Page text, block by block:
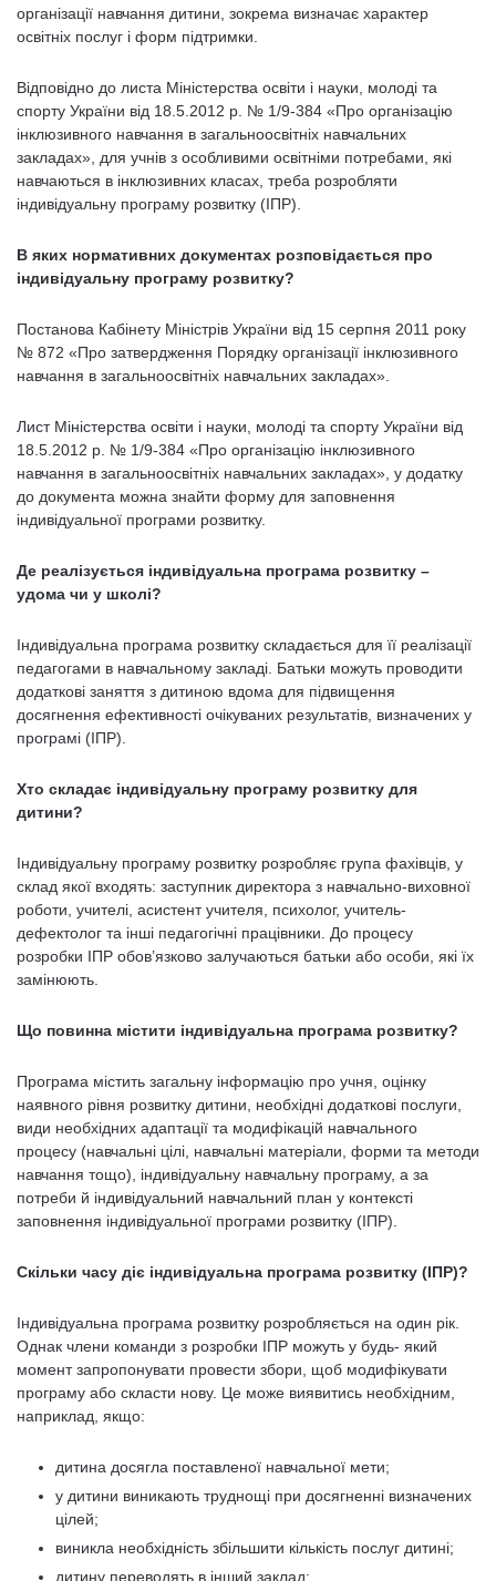
організації навчання дитини, зокрема визначає характер
освітніх послуг і форм підтримки.
Відповідно до листа Міністерства освіти і науки, молоді та
спорту України від 18.5.2012 р. № 1/9-384 «Про організацію
інклюзивного навчання в загальноосвітніх навчальних
закладах», для учнів з особливими освітніми потребами, які
навчаються в інклюзивних класах, треба розробляти
індивідуальну програму розвитку (ІПР).
В яких нормативних документах розповідається про
індивідуальну програму розвитку?
Постанова Кабінету Міністрів України від 15 серпня 2011 року
№ 872 «Про затвердження Порядку організації інклюзивного
навчання в загальноосвітніх навчальних закладах».
Лист Міністерства освіти і науки, молоді та спорту України від
18.5.2012 р. № 1/9-384 «Про організацію інклюзивного
навчання в загальноосвітніх навчальних закладах», у додатку
до документа можна знайти форму для заповнення
індивідуальної програми розвитку.
Де реалізується індивідуальна програма розвитку –
удома чи у школі?
Індивідуальна програма розвитку складається для її реалізації
педагогами в навчальному закладі. Батьки можуть проводити
додаткові заняття з дитиною вдома для підвищення
досягнення ефективності очікуваних результатів, визначених у
програмі (ІПР).
Хто складає індивідуальну програму розвитку для
дитини?
Індивідуальну програму розвитку розробляє група фахівців, у
склад якої входять: заступник директора з навчально-виховної
роботи, учителі, асистент учителя, психолог, учитель-
дефектолог та інші педагогічні працівники. До процесу
розробки ІПР обов’язково залучаються батьки або особи, які їх
замінюють.
Що повинна містити індивідуальна програма розвитку?
Програма містить загальну інформацію про учня, оцінку
наявного рівня розвитку дитини, необхідні додаткові послуги,
види необхідних адаптації та модифікацій навчального
процесу (навчальні цілі, навчальні матеріали, форми та методи
навчання тощо), індивідуальну навчальну програму, а за
потреби й індивідуальний навчальний план у контексті
заповнення індивідуальної програми розвитку (ІПР).
Скільки часу діє індивідуальна програма розвитку (ІПР)?
Індивідуальна програма розвитку розробляється на один рік.
Однак члени команди з розробки ІПР можуть у будь- який
момент запропонувати провести збори, щоб модифікувати
програму або скласти нову. Це може виявитись необхідним,
наприклад, якщо:
дитина досягла поставленої навчальної мети;
у дитини виникають труднощі при досягненні визначених
цілей;
виникла необхідність збільшити кількість послуг дитині;
дитину переводять в інший заклад;